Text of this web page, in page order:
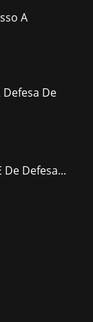
A
De
Defesa...